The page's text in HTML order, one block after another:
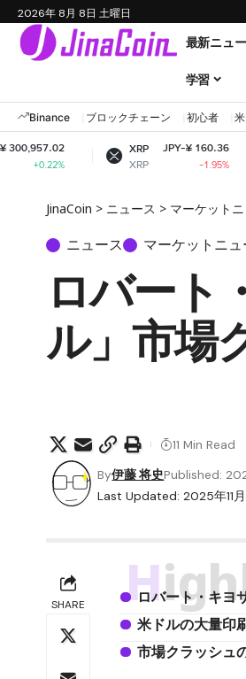
2026年 8月 8日 土曜日
最新ニュ
学習
Binance ブロックチェーン 初心者
XRP
XRP
JPY-¥ 160.36
-1.95%
Solana
SOL
JinaCoin > ニュース > マーケット
ニュース マーケットニュ
ロバート
ル」市場
Last Updated: 2025年11月
By伊藤 将史Published:
11 Min Read
SHARE
ロバート・キヨ
米ドルの大量印
市場クラッシュ